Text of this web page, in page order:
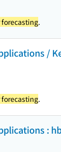
.
/
.
: